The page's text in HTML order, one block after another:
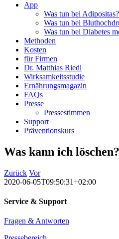
App
Was tun bei Adipositas?
Was tun bei
Was tun bei Diabetes
Methoden
Kosten
für Firmen
Dr. Matthias Riedl
Wirksamkeitsstudie
Ernährungsmagazin
FAQs
Presse
Pressestimmen
Support
Präventionskurs
Was kann ich löschen?
Zurück Vor
2020-06-05T09:50:31+02:00
Service & Support
Fragen & Antworten